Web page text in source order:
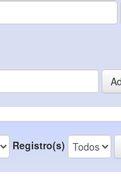
Registro(s)